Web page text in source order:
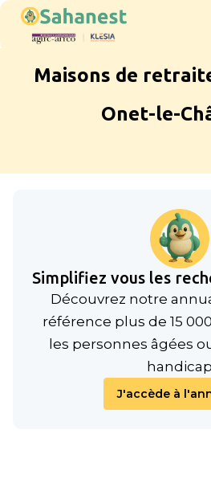
Maisons de
Onet-le-
Simplifiez vous les
Découvrez notre
référence plus de 15
les personnes âgées
handicap
J'accède à